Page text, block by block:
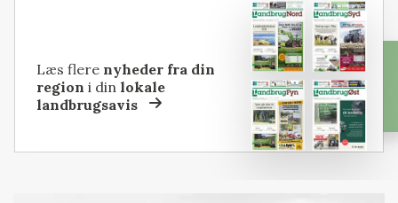
Læs flere nyheder fra din
region i dinlokale
landbrugsavis